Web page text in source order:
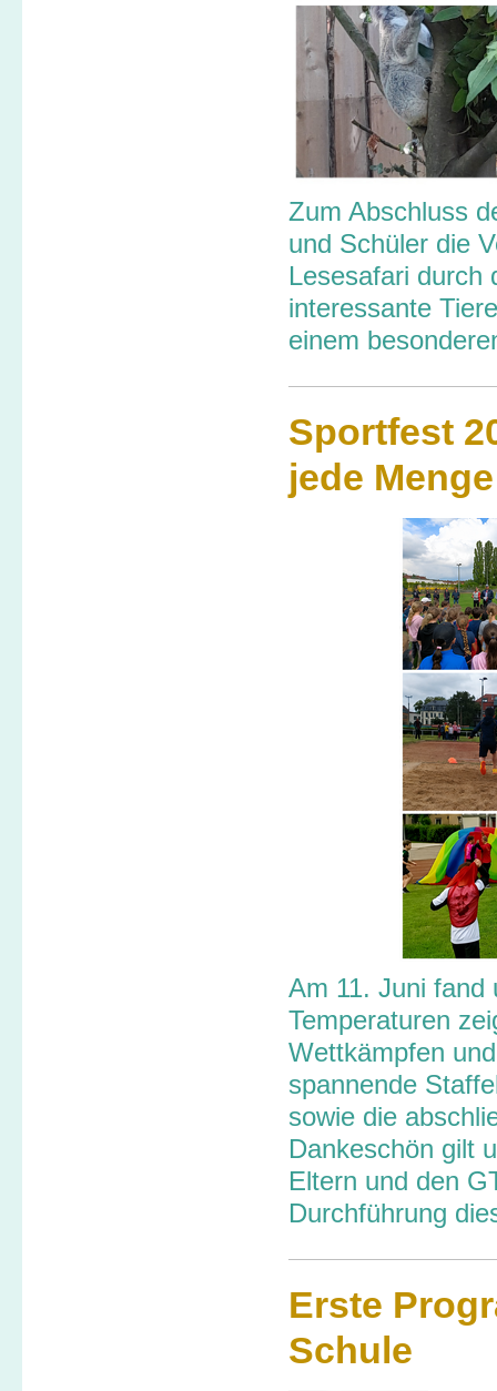
Zum Abschluss
und Schüler die
Lesesafari durch
interessante
einem
Sportfest
jede
Am 11. Juni fand
Temperaturen
Wettkämpfen
spannende
sowie die
Dankeschön gilt
Eltern und den
Durchführung
Erste
Schule